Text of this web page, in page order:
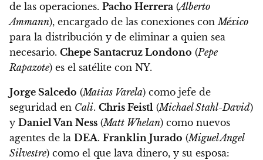
de las operaciones. Pacho Herrera (Alberto
Ammann), encargado de las conexiones conMéxico
para la distribución y de eliminar a quien sea
necesario. Chepe Santacruz Londono (Pepe
Rapazote) es el satélite con NY.
Jorge Salcedo (Matias Varela) como jefe de
seguridad en Cali. Chris Feistl (Michael Stahl-David)
y Daniel Van Ness (Matt Whelan) como nuevos
agentes de la DEA. Franklin Jurado (Miguel Angel
Silvestre) como el que lava dinero, y su esposa: